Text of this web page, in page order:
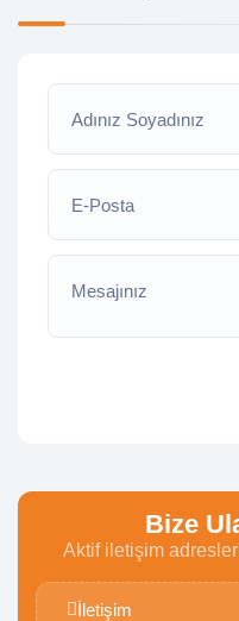
Adınız Soyadınız
E-Posta
Mesajınız
Bize
Aktif iletişim
İletişim